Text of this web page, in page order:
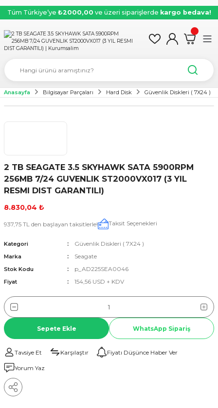
Tüm Türkiye’ye ₺2000,00 ve üzeri siparişlerde kargo bedava!
Anasayfa Bilgisayar Parçaları Hard Disk Güvenlik Diskleri ( 7X24 )
2 TB SEAGATE 3.5 SKYHAWK SATA 5900RPM
256MB 7/24 GUVENLIK ST2000VX017 (3 YIL
RESMI DIST GARANTILI)
8.830,04 ₺
937,75 TL den başlayan taksitlerle! Taksit Seçenekleri
Kategori Güvenlik Diskleri ( 7X24 )
Marka Seagate
Stok Kodu p_AD225SEA0046
Fiyat 154,56 USD + KDV
Sepete Ekle WhatsApp Sipariş
Tavsiye Et Karşılaştır Fiyatı Düşünce Haber Ver
Yorum Yaz